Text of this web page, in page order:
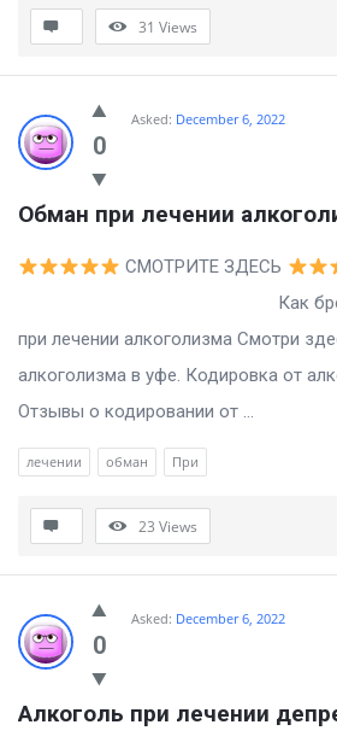
31 Views
0
Asked: December 6, 2022
Обман при лечении
СМОТРИТЕ ЗДЕСЬ
Как бросить
при лечении алкоголизма Смотри
алкоголизма в уфе. Кодировка от
Отзывы о кодировании от ...
лечении обман При
23 Views
0
Asked: December 6, 2022
Алкоголь при лечении